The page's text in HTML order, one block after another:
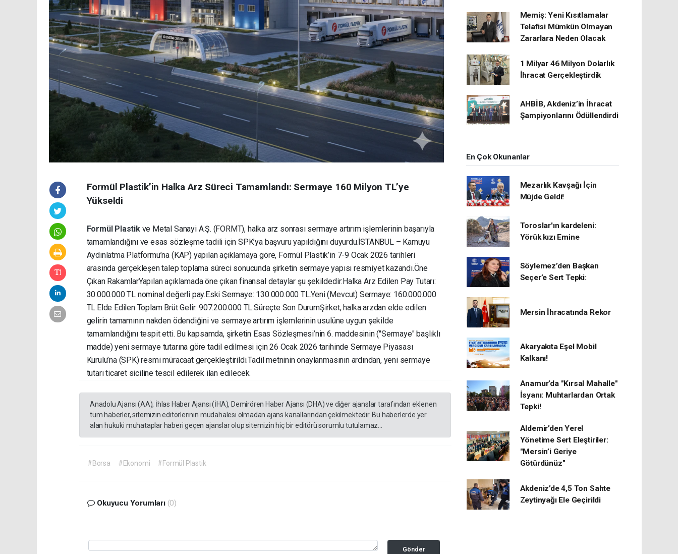
Formül Plastik’in Halka Arz Süreci Tamamlandı: Sermaye 160 Milyon TL’ye
Yükseldi
Formül Plastik ve Metal Sanayi A.Ş. (FORMT), halka arz sonrası sermaye artırım işlemlerinin başarıyla
tamamlandığını ve esas sözleşme tadili için SPK’ya başvuru yapıldığını duyurdu. ​İSTANBUL – Kamuyu
Aydınlatma Platformu’na (KAP) yapılan açıklamaya göre, Formül Plastik’in 7-9 Ocak 2026 tarihleri
arasında gerçekleşen talep toplama süreci sonucunda şirketin sermaye yapısı resmiyet kazandı. ​Öne
Çıkan Rakamlar ​Yapılan açıklamada öne çıkan finansal detaylar şu şekildedir: ​Halka Arz Edilen Pay Tutarı:
30.000.000 TL nominal değerli pay. ​Eski Sermaye: 130.000.000 TL. ​Yeni (Mevcut) Sermaye: 160.000.000
TL. ​Elde Edilen Toplam Brüt Gelir: 907.200.000 TL. ​Süreçte Son Durum ​Şirket, halka arzdan elde edilen
gelirin tamamının nakden ödendiğini ve sermaye artırım işlemlerinin usulüne uygun şekilde
tamamlandığını tespit etti. Bu kapsamda, şirketin Esas Sözleşmesi’nin 6. maddesinin ("Sermaye" başlıklı
madde) yeni sermaye tutarına göre tadil edilmesi için 26 Ocak 2026 tarihinde Sermaye Piyasası
Kurulu’na (SPK) resmi müracaat gerçekleştirildi. ​Tadil metninin onaylanmasının ardından, yeni sermaye
tutarı ticaret siciline tescil edilerek ilan edilecek.
Anadolu Ajansı (AA), İhlas Haber Ajansı (İHA), Demirören Haber Ajansı (DHA) ve diğer ajanslar tarafından eklenen
tüm haberler, sitemizin editörlerinin müdahalesi olmadan ajans kanallarından çekilmektedir. Bu haberlerde yer
alan hukuki muhataplar haberi geçen ajanslar olup sitemizin hiç bir editörü sorumlu tutulamaz...
#Borsa #Ekonomi #Formül Plastik
Okuyucu Yorumları (0)
Gönder
Memiş: Yeni Kısıtlamalar
Telafisi Mümkün Olmayan
Zararlara Neden Olacak
1 Milyar 46 Milyon Dolarlık
İhracat Gerçekleştirdik
AHBİB, Akdeniz’in İhracat
Şampiyonlarını Ödüllendirdi
En Çok Okunanlar
Mezarlık Kavşağı İçin
Müjde Geldi!
Toroslar'ın kardeleni:
Yörük kızı Emine
Söylemez’den Başkan
Seçer’e Sert Tepki:
Mersin İhracatında Rekor
​Akaryakıta Eşel Mobil
Kalkanı!
Anamur’da "Kırsal Mahalle"
İsyanı: Muhtarlardan Ortak
Tepki!
Aldemir’den Yerel
Yönetime Sert Eleştiriler:
"Mersin’i Geriye
Götürdünüz"
Akdeniz’de 4,5 Ton Sahte
Zeytinyağı Ele Geçirildi